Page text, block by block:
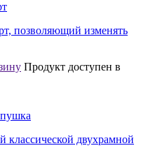
позволяющий изменять
Продукт доступен в
классической двухрамной